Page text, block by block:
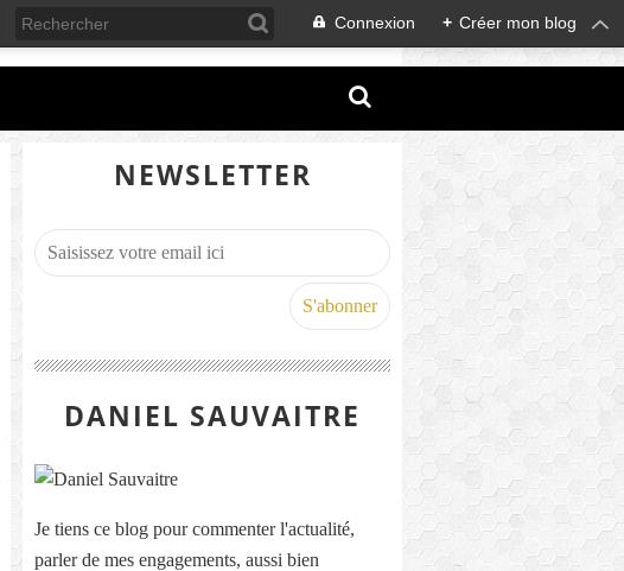
Connexion + Créer mon blog
NEWSLETTER
DANIEL SAUVAITRE
Je tiens ce blog pour commenter l'actualité,
parler de mes engagements, aussi bien